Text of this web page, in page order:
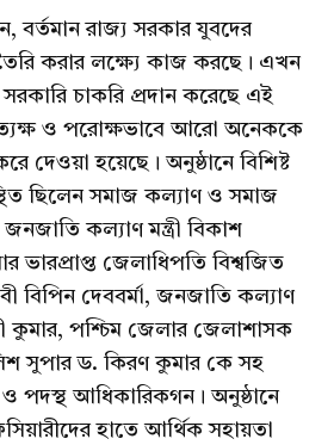
বর্তমান রাজ্য সরকার যুবদের
করার লক্ষ্যে কাজ করছে। এখন
সরকারি চাকরি প্রদান করেছে এই
ও পরোক্ষভাবে আরো অনেককে
দেওয়া হয়েছে। অনুষ্ঠানে বিশিষ্ট
ছিলেন সমাজ কল্যাণ ও সমাজ
জনজাতি কল্যাণ মন্ত্রী বিকাশ
ভারপ্রাপ্ত জেলাধিপতি বিশ্বজিত
বিপিন দেববর্মা, জনজাতি কল্যাণ
কুমার, পশ্চিম জেলার জেলাশাসক
সুপার ড. কিরণ কুমার কে সহ
ও পদস্থ আধিকারিকগন। অনুষ্ঠানে
হাতে আর্থিক সহায়তা